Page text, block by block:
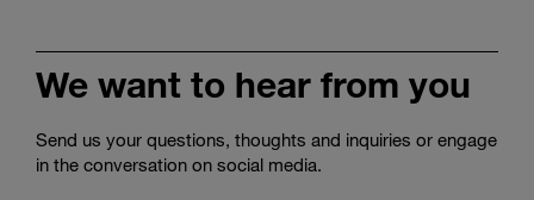
We want to hear from you
Send us your questions, thoughts and inquiries or engage
in the conversation on social media.